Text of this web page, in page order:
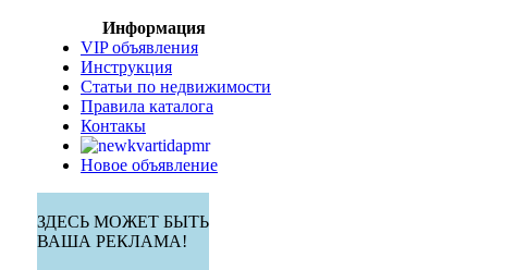
Информация
VIP объявления
Инструкция
Статьи по недвижимости
Правила каталога
Контакы
Новое объявление
ЗДЕСЬ МОЖЕТ БЫТЬ
ВАША РЕКЛАМА!